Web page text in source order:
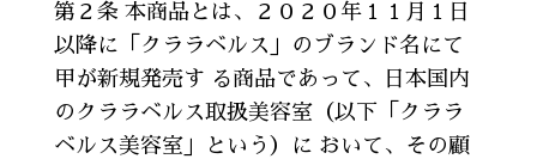
第２条 本商品とは、２０２０年１１月１日
以降に「クララベルス」のブランド名にて
甲が新規発売す る商品であって、日本国内
のクララベルス取扱美容室（以下「クララ
ベルス美容室」という）に おいて、その顧